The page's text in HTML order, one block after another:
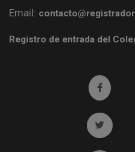
Email:
Registro de entrada del
Ir a
Ir a